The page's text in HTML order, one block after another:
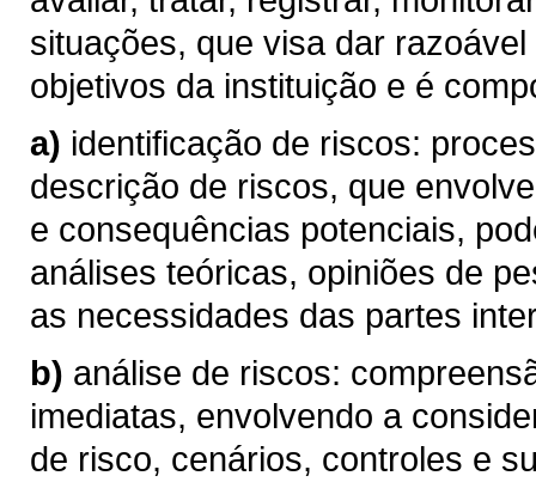
situações, que visa dar
objetivos da instituição e é
a) identificação de riscos:
descrição de riscos, que
e consequências potenciais,
análises teóricas, opiniões de
as necessidades das partes
b) análise de riscos:
imediatas, envolvendo a
de risco, cenários, controles e